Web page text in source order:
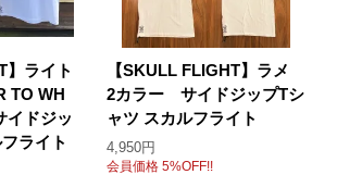
】ライト
TO WH
ドジッ
ライト
【SKULL FLIGHT】ラメ
2カラー サイドジップTシ
ャツ スカルフライト
4,950円
会員価格 5%OFF!!